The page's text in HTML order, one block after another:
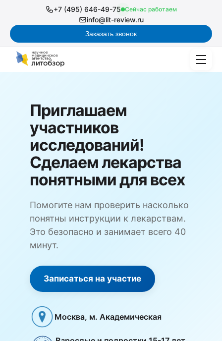
+7 (495) 646-49-75 Сейчас работаем
info@lit-review.ru
Заказать звонок
Приглашаем
участников
исследований!
Сделаем лекарства
понятными для всех
Помогите нам проверить насколько
понятны инструкции к лекарствам.
Это безопасно и занимает всего 40
минут.
Записаться на участие
Москва, м. Академическая